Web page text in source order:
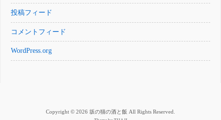
投稿フィード
コメントフィード
WordPress.org
Copyright © 2026 坂の猫の酒と飯 All Rights Reserved.